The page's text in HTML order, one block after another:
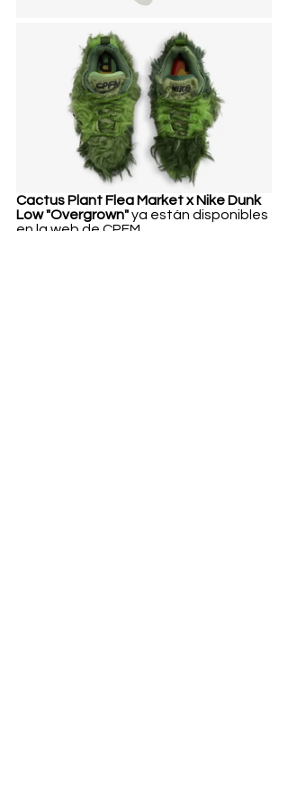
Cactus Plant Flea Market x Nike Dunk
Low "Overgrown" ya están disponibles
en la web de CPFM.